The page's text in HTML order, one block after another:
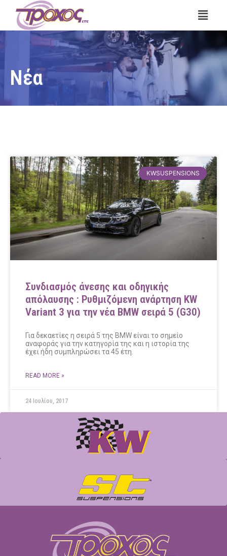
Νέα
KWSUSPENSIONS
Συνδιασμός άνεσης και οδηγικής
απόλαυσης : Ρυθμιζόμενη ανάρτηση KW
Variant 3 για την νέα BMW σειρά 5 (G30)
Για δεκαετίες η σειρά 5 της BMW είναι το σημείο
αναφοράς για την κατηγορία της και η ιστορία της
έχει ήδη συμπληρώσει τα 45 έτη.
READ MORE »
24 Ιουλίου, 2017